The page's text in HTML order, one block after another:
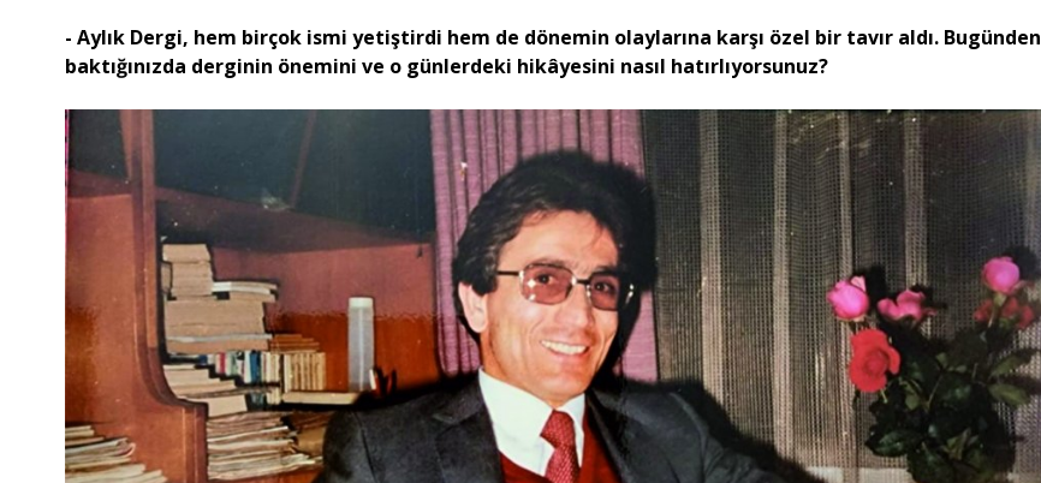
- Aylık Dergi, hem birçok ismi yetiştirdi hem de dönemin olaylarına karşı özel bir tavır aldı. Bugünden
baktığınızda derginin önemini ve o günlerdeki hikâyesini nasıl hatırlıyorsunuz?